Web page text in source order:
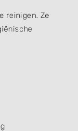
reinigen. Ze